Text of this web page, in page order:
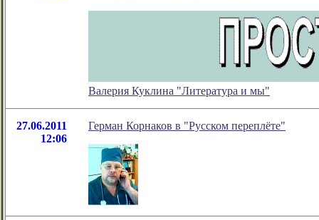
Валерия Куклина "Литература и мы"
27.06.2011
12:06
Герман Корнаков в "Русском переплёте"